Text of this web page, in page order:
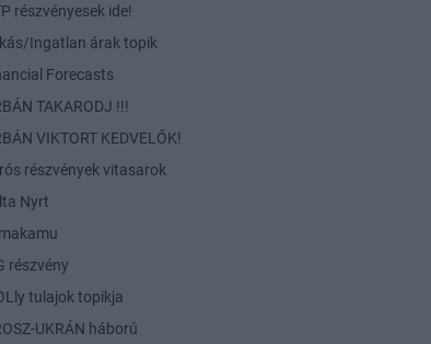
részvényesek ide!
Ingatlan árak topik
Forecasts
TAKARODJ !!!
VIKTORT KEDVELŐK!
részvények vitasarok
Nyrt
részvény
tulajok topikja
UKRÁN háború